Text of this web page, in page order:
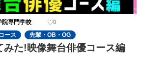
院専門学校
0
ース 先輩・OB・OG
みた!映像舞台俳優コース編